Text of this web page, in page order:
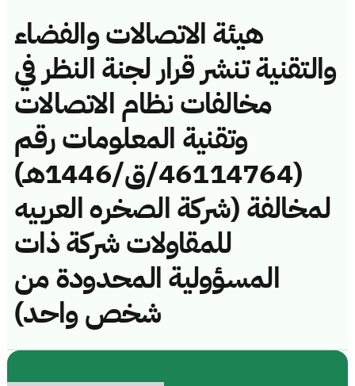
هيئة الاتصالات والفضاء
والتقنية تنشر قرار لجنة النظر في
مخالفات نظام الاتصالات
وتقنية المعلومات رقم
(46114764/ق/1446هـ)
لمخالفة (شركة الصخره العربيه
للمقاولات شركة ذات
المسؤولية المحدودة من
شخص واحد)